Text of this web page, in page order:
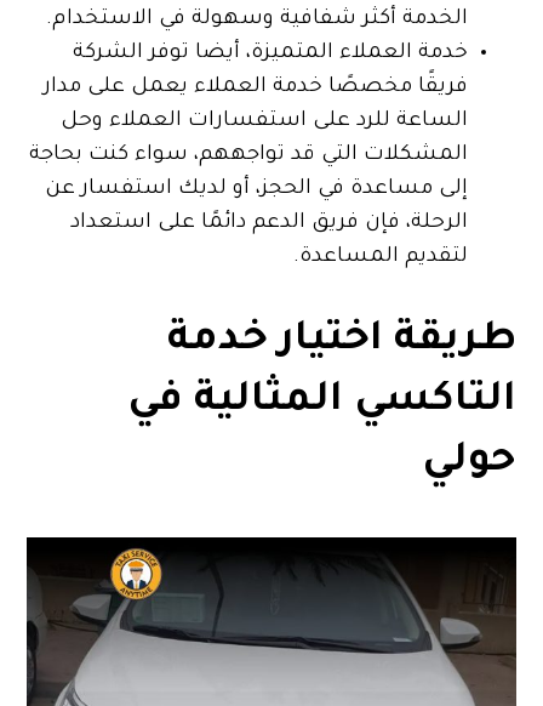
الخدمة أكثر شفافية وسهولة في الاستخدام.
خدمة العملاء المتميزة، أيضا توفر الشركة
فريقًا مخصصًا خدمة العملاء يعمل على مدار
الساعة للرد على استفسارات العملاء وحل
المشكلات التي قد تواجههم، سواء كنت بحاجة
إلى مساعدة في الحجز، أو لديك استفسار عن
الرحلة، فإن فريق الدعم دائمًا على استعداد
لتقديم المساعدة.
طريقة اختيار خدمة
التاكسي المثالية في
حولي